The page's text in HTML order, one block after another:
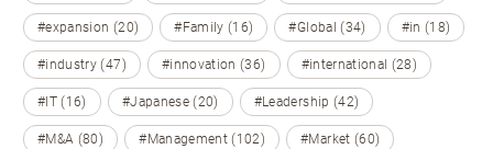
#expansion (20) #Family (16) #Global (34) #in (18)
#industry (47) #innovation (36) #international (28)
#IT (16) #Japanese (20) #Leadership (42)
#M&A (80) #Management (102) #Market (60)